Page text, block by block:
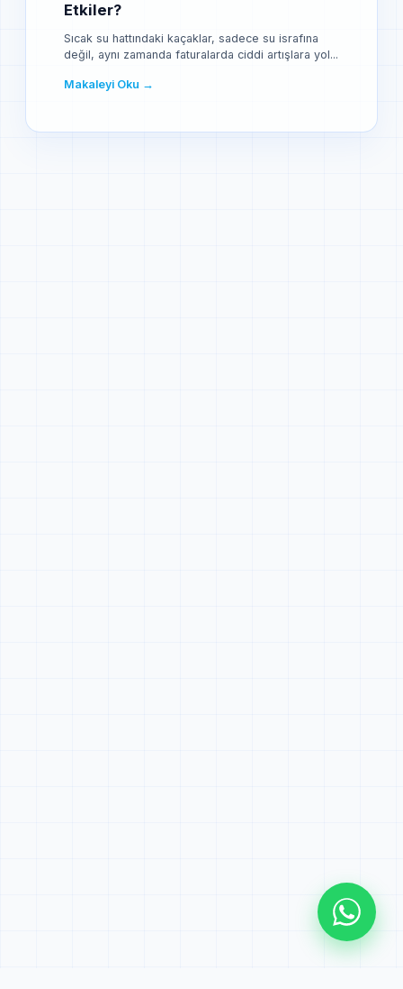
Etkiler?
Sıcak su hattındaki kaçaklar, sadece su israfına
değil, aynı zamanda faturalarda ciddi artışlara yol...
Makaleyi Oku →